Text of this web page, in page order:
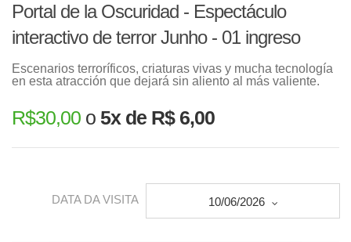
Portal de la Oscuridad - Espectáculo
interactivo de terror Junho - 01 ingreso
Escenarios terroríficos, criaturas vivas y mucha tecnología
en esta atracción que dejará sin aliento al más valiente.
R$30,00 o 5x de R$ 6,00
DATA DA VISITA 10/06/2026